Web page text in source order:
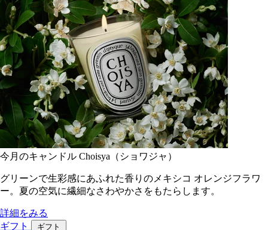
今月のキャンドル Choisya（ショワジャ）
グリーンで生彩感にあふれた香りのメキシコ オレンジフラワ
ー。夏の空気に繊細なさわやかさをもたらします。
詳細をみる
ギフト
ギフト